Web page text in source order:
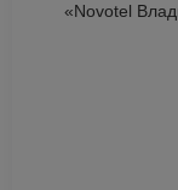
«Novotel